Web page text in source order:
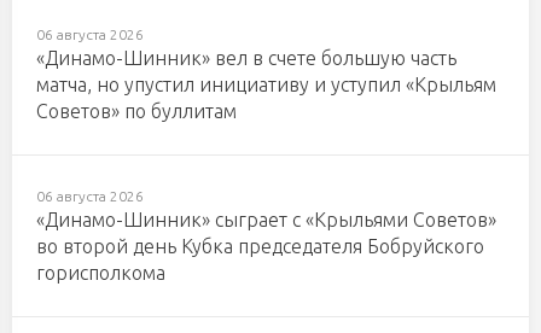
06 августа 2026
«Динамо-Шинник» вел в счете большую часть
матча, но упустил инициативу и уступил «Крыльям
Советов» по буллитам
06 августа 2026
«Динамо-Шинник» сыграет с «Крыльями Советов»
во второй день Кубка председателя Бобруйского
горисполкома